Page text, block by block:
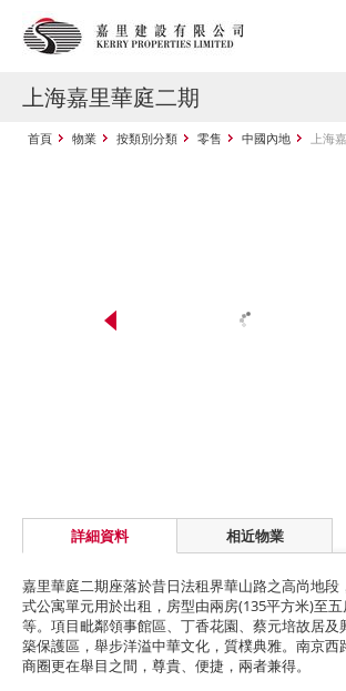
上海嘉里華庭二期
首頁 物業 按類別分類 零售 中國內地 上海
詳細資料 相近物業
嘉里華庭二期座落於昔日法租界華山路之高尚地段
式公寓單元用於出租，房型由兩房(135平方米)至
等。項目毗鄰領事館區、丁香花園、蔡元培故居及
築保護區，舉步洋溢中華文化，質樸典雅。南京西
商圈更在舉目之間，尊貴、便捷，兩者兼得。